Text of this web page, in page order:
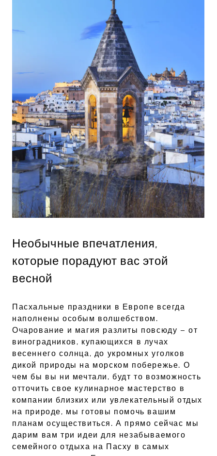
Необычные впечатления,
которые порадуют вас этой
весной
Пасхальные праздники в Европе всегда
наполнены особым волшебством.
Очарование и магия разлиты повсюду – от
виноградников, купающихся в лучах
весеннего солнца, до укромных уголков
дикой природы на морском побережье. О
чем бы вы ни мечтали, будт то возможность
отточить свое кулинарное мастерство в
компании близких или увлекательный отдых
на природе, мы готовы помочь вашим
планам осуществиться. А прямо сейчас мы
дарим вам три идеи для незабываемого
семейного отдыха на Пасху в самых